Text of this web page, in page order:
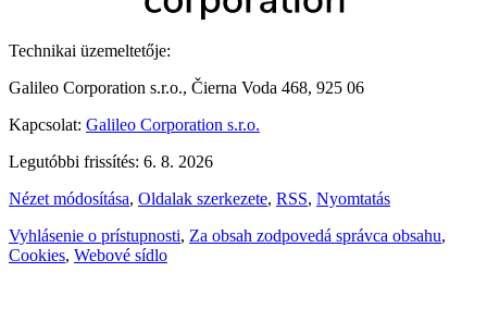
Technikai üzemeltetője:
Galileo Corporation s.r.o., Čierna Voda 468, 925 06
Kapcsolat: Galileo Corporation s.r.o.
Legutóbbi frissítés: 6. 8. 2026
Nézet módosítása, Oldalak szerkezete, RSS, Nyomtatás
Vyhlásenie o prístupnosti, Za obsah zodpovedá správca obsahu,
Cookies, Webové sídlo